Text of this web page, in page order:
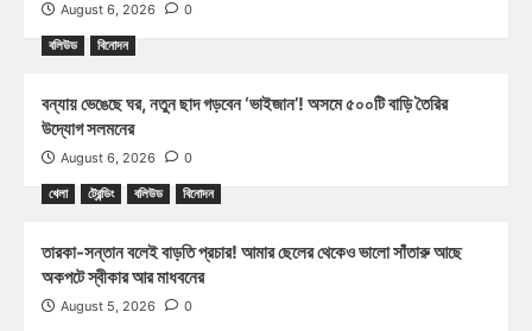
August 6, 2026 0
বলিউড বিনোদন
বন্যায় ভেঙেছে ঘর, নতুন ছাদ গড়বেন ‘ভাইজান’! অসমে ৫০০টি বাড়ি তৈরির
উদ্যোগ সলমনের
August 6, 2026 0
খেলা ট্রেন্ডিং বলিউড বিনোদন
তারকা-সন্তান বলেই বাড়তি প্রচার! আমার ছেলের থেকেও ভালো সাঁতারু আছে
অকপটে স্বীকার আর মাধবনের
August 5, 2026 0